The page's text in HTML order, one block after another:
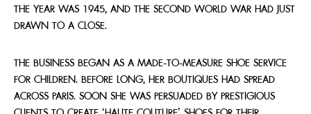
THE YEAR WAS 1945, AND THE SECOND WORLD WAR HAD JUST
DRAWN TO A CLOSE.
THE BUSINESS BEGAN AS A MADE-TO-MEASURE SHOE SERVICE
FOR CHILDREN. BEFORE LONG, HER BOUTIQUES HAD SPREAD
ACROSS PARIS. SOON SHE WAS PERSUADED BY PRESTIGIOUS